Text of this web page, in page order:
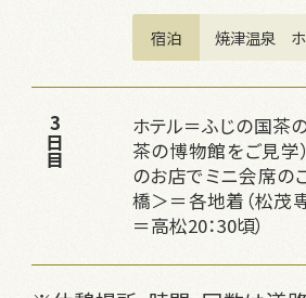
宿泊 焼津温泉　
3日目
ホテル＝ふじの国茶
茶の博物館をご見学
のお店でミニ会席の
橋＞＝各地着（松茂
＝高松20：30頃）